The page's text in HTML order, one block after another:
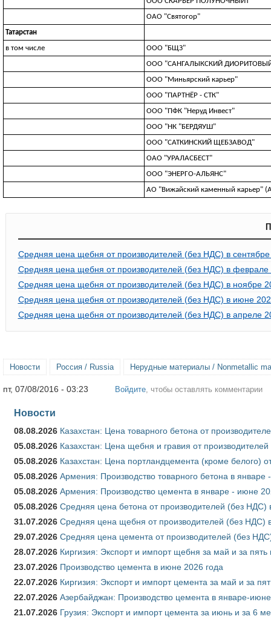
ОАО "Святогор"
Татарстан
в том числе
ООО "БЩЗ"
ООО "САНГАЛЫКСКИЙ
ООО "Миньярский карьер"
ООО "ПАРТНЁР - СТК"
ООО "ПФК "Неруд Инвест"
ООО "НК "БЕРДЯУШ"
ООО "САТКИНСКИЙ ЩЕБЗАВОД"
ОАО "УРАЛАСБЕСТ"
ООО "ЭНЕРГО-АЛЬЯНС"
АО "Вижайский каменный карьер"
Средняя цена щебня от производителей (без НДС) в сентябре
Средняя цена щебня от производителей (без НДС) в феврале
Средняя цена щебня от производителей (без НДС) в ноябре
Средняя цена щебня от производителей (без НДС) в июне
Средняя цена щебня от производителей (без НДС) в апреле
Новости Россия / Russia Нерудные материалы / Nonmetallic
пт, 07/08/2016 - 03:23 Войдите , чтобы оставлять комментарии
Новости
08.08.2026 Казахстан: Цена товарного бетона от
05.08.2026 Казахстан: Цена щебня и гравия от
05.08.2026 Казахстан: Цена портландцемента (кроме белого)
05.08.2026 Армения: Производство товарного бетона в январе
05.08.2026 Армения: Производство цемента в январе - июне
05.08.2026 Средняя цена бетона от производителей (без НДС)
31.07.2026 Средняя цена щебня от производителей (без НДС)
29.07.2026 Средняя цена цемента от производителей (без
28.07.2026 Киргизия: Экспорт и импорт щебня за май и за
23.07.2026 Производство цемента в июне 2026 года
22.07.2026 Киргизия: Экспорт и импорт цемента за май и за
22.07.2026 Азербайджан: Производство цемента в январе-
21.07.2026 Грузия: Экспорт и импорт цемента за июнь и за 6